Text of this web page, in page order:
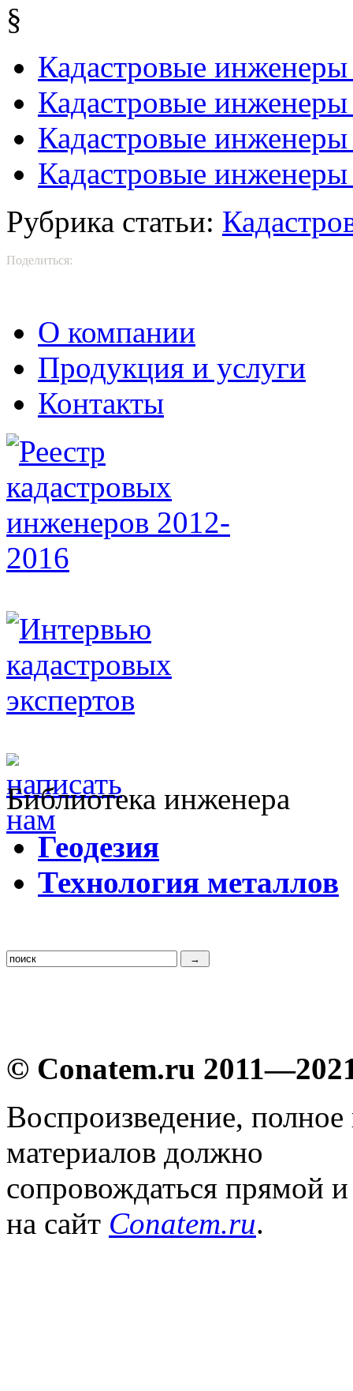
§
Кадастровые
Кадастровые
Кадастровые
Кадастровые
Рубрика статьи:
Поделиться:
О компании
Продукция и услуги
Контакты
Библиотека инженера
Геодезия
Технология металлов
© Conatem.ru
Воспроизведение,
материалов должно
сопровождаться прямой
на сайт Conatem.ru.